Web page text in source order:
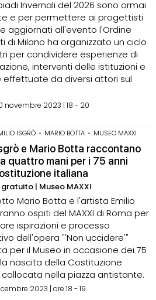
Invernali del 2026 sono ormai
e per permettere ai progettisti
aggiornati all'evento l'Ordine
di Milano ha organizzato un ciclo
per condividere esperienze di
interventi delle istituzioni e
effettuate da diversi attori sul
novembre 2023 | 18 - 20
ISGRÒ • MARIO BOTTA • MUSEO MAXXI
e Mario Botta raccontano
quattro mani per i 75 anni
italiana
| Museo MAXXI
Mario Botta e l'artista Emilio
ospiti del MAXXI di Roma per
ispirazioni e processo
dell'opera "'Non uccidere'"
per il Museo in occasione dei 75
nascita della Costituzione
collocata nella piazza antistante.
2023 | ore 18 - 19